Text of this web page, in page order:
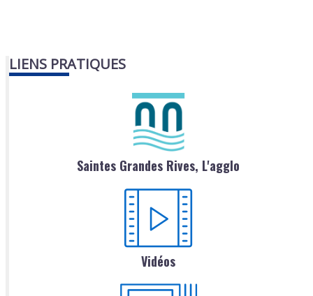
LIENS PRATIQUES
Saintes Grandes Rives, L'agglo
Vidéos